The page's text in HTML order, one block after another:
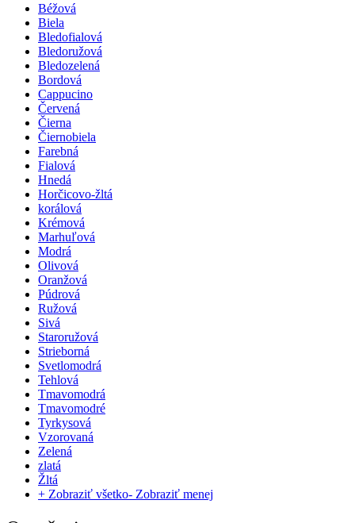
Béžová
Biela
Bledofialová
Bledoružová
Bledozelená
Bordová
Cappucino
Červená
Čierna
Čiernobiela
Farebná
Fialová
Hnedá
Horčicovo-žltá
korálová
Krémová
Marhuľová
Modrá
Olivová
Oranžová
Púdrová
Ružová
Sivá
Staroružová
Strieborná
Svetlomodrá
Tehlová
Tmavomodrá
Tmavomodré
Tyrkysová
Vzorovaná
Zelená
zlatá
Žltá
+ Zobraziť všetko- Zobraziť menej